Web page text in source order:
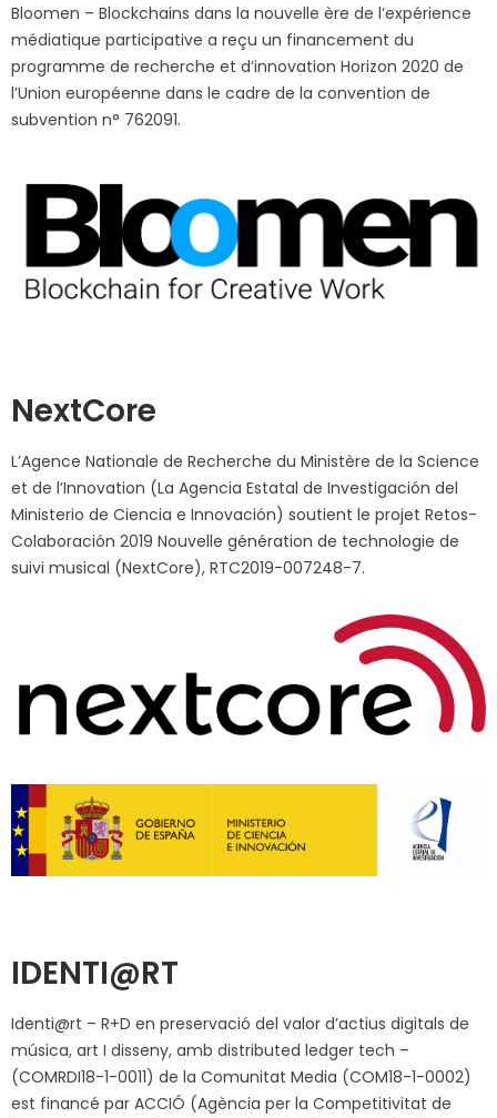
Bloomen – Blockchains dans la nouvelle ère de l’expérience
médiatique participative a reçu un financement du
programme de recherche et d’innovation Horizon 2020 de
l’Union européenne dans le cadre de la convention de
subvention n° 762091.
NextCore
L’Agence Nationale de Recherche du Ministère de la Science
et de l’Innovation (La Agencia Estatal de Investigación del
Ministerio de Ciencia e Innovación) soutient le projet Retos-
Colaboración 2019 Nouvelle génération de technologie de
suivi musical (NextCore), RTC2019-007248-7.
IDENTI@RT
Identi@rt – R+D en preservació del valor d’actius digitals de
música, art I disseny, amb distributed ledger tech –
(COMRDI18-1-0011) de la Comunitat Media (COM18-1-0002)
est financé par ACCIÓ (Agència per la Competitivitat de